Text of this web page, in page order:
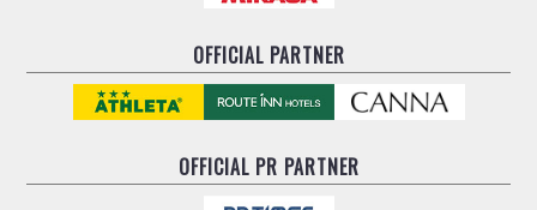
OFFICIAL PARTNER
OFFICIALPR PARTNER